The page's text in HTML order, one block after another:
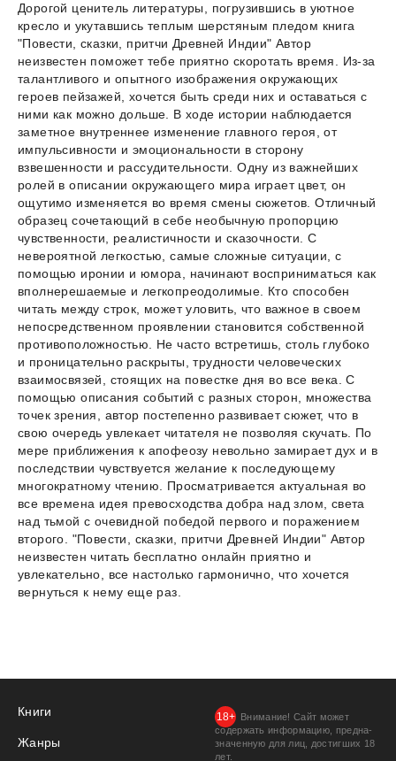
Дорогой ценитель литературы, погрузившись в уютное
кресло и укутавшись теплым шерстяным пледом книга
"Повести, сказки, притчи Древней Индии" Автор
неизвестен поможет тебе приятно скоротать время. Из-за
талантливого и опытного изображения окружающих
героев пейзажей, хочется быть среди них и оставаться с
ними как можно дольше. В ходе истории наблюдается
заметное внутреннее изменение главного героя, от
импульсивности и эмоциональности в сторону
взвешенности и рассудительности. Одну из важнейших
ролей в описании окружающего мира играет цвет, он
ощутимо изменяется во время смены сюжетов. Отличный
образец сочетающий в себе необычную пропорцию
чувственности, реалистичности и сказочности. С
невероятной легкостью, самые сложные ситуации, с
помощью иронии и юмора, начинают восприниматься как
вполнерешаемые и легкопреодолимые. Кто способен
читать между строк, может уловить, что важное в своем
непосредственном проявлении становится собственной
противоположностью. Не часто встретишь, столь глубоко
и проницательно раскрыты, трудности человеческих
взаимосвязей, стоящих на повестке дня во все века. С
помощью описания событий с разных сторон, множества
точек зрения, автор постепенно развивает сюжет, что в
свою очередь увлекает читателя не позволяя скучать. По
мере приближения к апофеозу невольно замирает дух и в
последствии чувствуется желание к последующему
многократному чтению. Просматривается актуальная во
все времена идея превосходства добра над злом, света
над тьмой с очевидной победой первого и поражением
второго. "Повести, сказки, притчи Древней Индии" Автор
неизвестен читать бесплатно онлайн приятно и
увлекательно, все настолько гармонично, что хочется
вернуться к нему еще раз.
Книги
Жанры
Внимание! Сайт может
содержать информацию, предна­
значенную для лиц, дости­гших 18
лет.